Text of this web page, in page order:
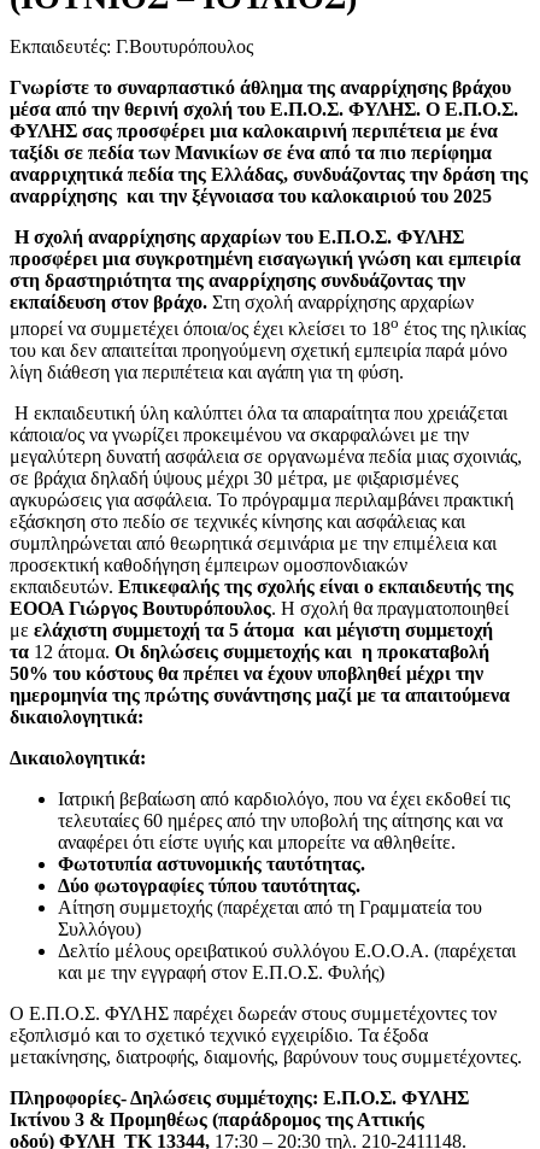
Εκπαιδευτές: Γ.Βουτυρόπουλος
Γνωρίστε το συναρπαστικό άθλημα της αναρρίχησης βράχου
μέσα από την θερινή σχολή του Ε.Π.Ο.Σ. ΦΥΛΗΣ. Ο Ε.Π.Ο.Σ.
ΦΥΛΗΣ σας προσφέρει μια καλοκαιρινή περιπέτεια με ένα
ταξίδι σε πεδία των Μανικίων σε ένα από τα πιο περίφημα
αναρριχητικά πεδία της Ελλάδας, συνδυάζοντας την δράση της
αναρρίχησης και την ξέγνοιασα του καλοκαιριού του 2025
Η σχολή αναρρίχησης αρχαρίων του Ε.Π.Ο.Σ. ΦΥΛΗΣ
προσφέρει μια συγκροτημένη εισαγωγική γνώση και εμπειρία
στη δραστηριότητα της αναρρίχησης συνδυάζοντας την
εκπαίδευση στον βράχο. Στη σχολή αναρρίχησης αρχαρίων
μπορεί να συμμετέχει όποια/ος έχει κλείσει το 18ο έτος της ηλικίας
του και δεν απαιτείται προηγούμενη σχετική εμπειρία παρά μόνο
λίγη διάθεση για περιπέτεια και αγάπη για τη φύση.
Η εκπαιδευτική ύλη καλύπτει όλα τα απαραίτητα που χρειάζεται
κάποια/ος να γνωρίζει προκειμένου να σκαρφαλώνει με την
μεγαλύτερη δυνατή ασφάλεια σε οργανωμένα πεδία μιας σχοινιάς,
σε βράχια δηλαδή ύψους μέχρι 30 μέτρα, με φιξαρισμένες
αγκυρώσεις για ασφάλεια. Το πρόγραμμα περιλαμβάνει πρακτική
εξάσκηση στο πεδίο σε τεχνικές κίνησης και ασφάλειας και
συμπληρώνεται από θεωρητικά σεμινάρια με την επιμέλεια και
προσεκτική καθοδήγηση έμπειρων ομοσπονδιακών
εκπαιδευτών. Επικεφαλής της σχολής είναι ο εκπαιδευτής της
ΕΟΟΑ Γιώργος Βουτυρόπουλος. Η σχολή θα πραγματοποιηθεί
με ελάχιστη συμμετοχή τα 5 άτομα και μέγιστη συμμετοχή
τα 12 άτομα. Οι δηλώσεις συμμετοχής και η προκαταβολή
50% του κόστους θα πρέπει να έχουν υποβληθεί μέχρι την
ημερομηνία της πρώτης συνάντησης μαζί με τα απαιτούμενα
δικαιολογητικά:
Δικαιολογητικά:
Ιατρική βεβαίωση από καρδιολόγο, που να έχει εκδοθεί τις
τελευταίες 60 ημέρες από την υποβολή της αίτησης και να
αναφέρει ότι είστε υγιής και μπορείτε να αθληθείτε.
Φωτοτυπία αστυνομικής ταυτότητας.
Δύο φωτογραφίες τύπου ταυτότητας.
Αίτηση συμμετοχής (παρέχεται από τη Γραμματεία του
Συλλόγου)
Δελτίο μέλους ορειβατικού συλλόγου Ε.Ο.Ο.Α. (παρέχεται
και με την εγγραφή στον Ε.Π.Ο.Σ. Φυλής)
Ο Ε.Π.Ο.Σ. ΦΥΛΗΣ παρέχει δωρεάν στους συμμετέχοντες τον
εξοπλισμό και το σχετικό τεχνικό εγχειρίδιο. Τα έξοδα
μετακίνησης, διατροφής, διαμονής, βαρύνουν τους συμμετέχοντες.
Πληροφορίες- Δηλώσεις συμμέτοχης: Ε.Π.Ο.Σ. ΦΥΛΗΣ
Ικτίνου 3 & Προμηθέως (παράδρομος της Αττικής
οδού) ΦΥΛΗ ΤΚ 13344, 17:30 – 20:30 τηλ. 210-2411148.